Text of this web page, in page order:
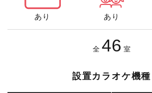
あり
全 46 室